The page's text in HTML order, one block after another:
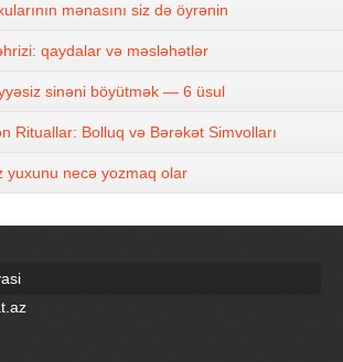
mənasını siz də öyrənin
qaydalar və məsləhətlər
sinəni böyütmək — 6 üsul
Rituallar: Bolluq və Bərəkət Simvolları
yuxunu necə yozmaq olar